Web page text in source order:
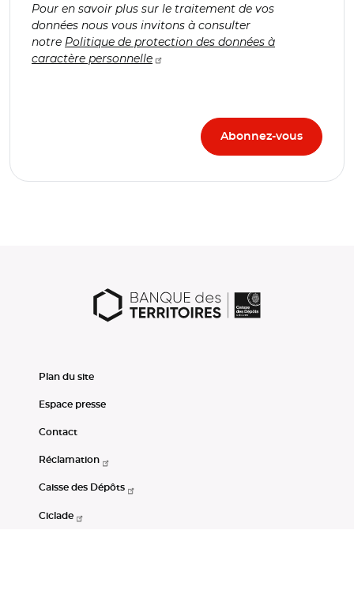
Pour en savoir plus sur le traitement de vos
données nous vous invitons à consulter
notre Politique de protection des données à
caractère personnelle
Plan du site
Espace presse
Contact
Réclamation
Caisse des Dépôts
Ciclade